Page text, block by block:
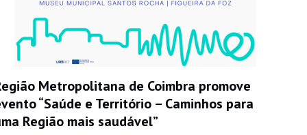
Metropolitana de Coimbra promove
“Saúde e Território – Caminhos para
Região mais saudável”